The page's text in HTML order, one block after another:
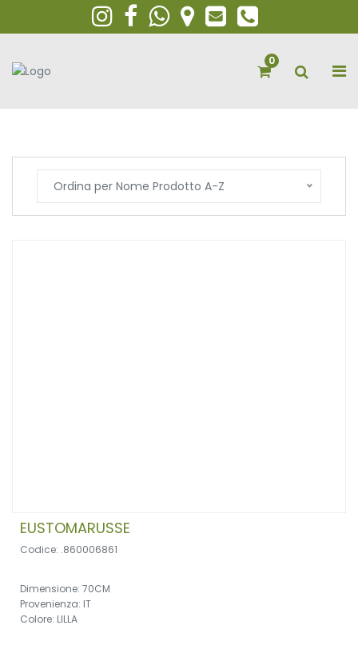
0
Ordina per Nome Prodotto A-Z
EUSTOMARUSSE
Codice: .860006861
Dimensione: 70CM
Provenienza: IT
Colore: LILLA